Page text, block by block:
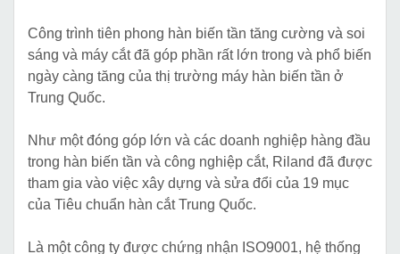
Công trình tiên phong hàn biến tần tăng cường và soi
sáng và máy cắt đã góp phần rất lớn trong và phổ biến
ngày càng tăng của thị trường máy hàn biến tần ở
Trung Quốc.
Như một đóng góp lớn và các doanh nghiệp hàng đầu
trong hàn biến tần và công nghiệp cắt, Riland đã được
tham gia vào việc xây dựng và sửa đổi của 19 mục
của Tiêu chuẩn hàn cắt Trung Quốc.
Là một công ty được chứng nhận ISO9001, hệ thống